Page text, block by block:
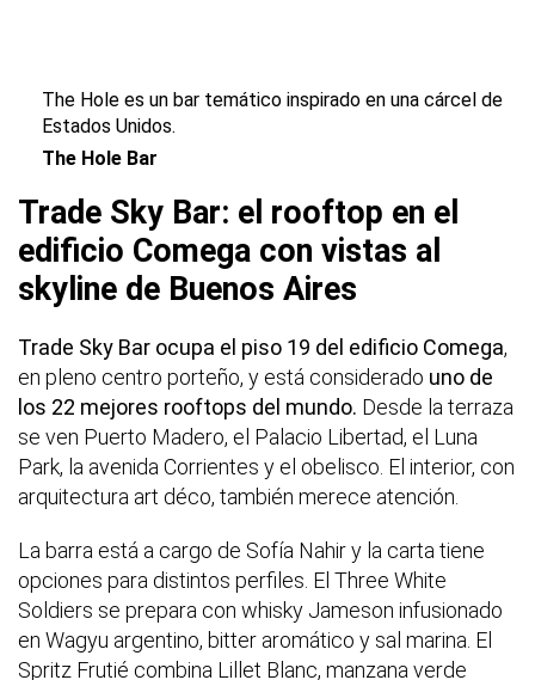
The Hole es un bar temático inspirado en una cárcel de
Estados Unidos.
The Hole Bar
Trade Sky Bar: el rooftop en el
edificio Comega con vistas al
skyline de Buenos Aires
Trade Sky Bar ocupa el piso 19 del edificio Comega,
en pleno centro porteño, y está considerado uno de
los 22 mejores rooftops del mundo. Desde la terraza
se ven Puerto Madero, el Palacio Libertad, el Luna
Park, la avenida Corrientes y el obelisco. El interior, con
arquitectura art déco, también merece atención.
La barra está a cargo de Sofía Nahir y la carta tiene
opciones para distintos perfiles. El Three White
Soldiers se prepara con whisky Jameson infusionado
en Wagyu argentino, bitter aromático y sal marina. El
Spritz Frutié combina Lillet Blanc, manzana verde